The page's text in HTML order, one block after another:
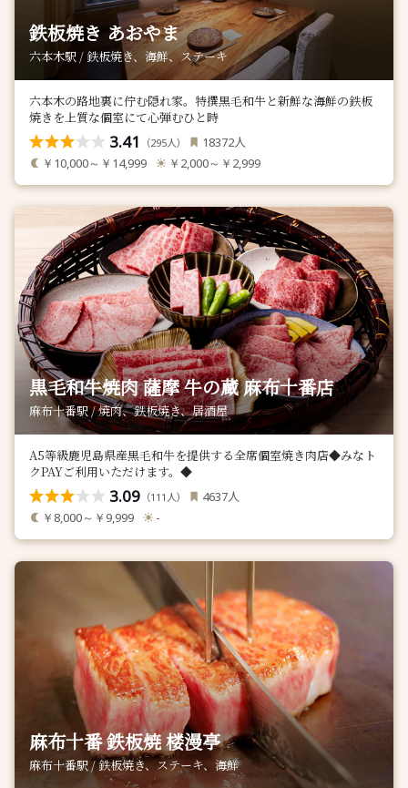
鉄板焼き あおやま
六本木駅 / 鉄板焼き、海鮮、ステーキ
六本木の路地裏に佇む隠れ家。特撰黒毛和牛と新鮮な海鮮の鉄板
焼きを上質な個室にて心弾むひと時
3.41 （295人） 18372人
￥10,000～￥14,999 ￥2,000～￥2,999
黒毛和牛焼肉 薩摩 牛の蔵 麻布十番店
麻布十番駅 / 焼肉、鉄板焼き、居酒屋
A5等級鹿児島県産黒毛和牛を提供する全席個室焼き肉店◆みなト
クPAYご利用いただけます。◆
3.09 （111 人） 4637人
￥8,000～￥9,999 -
麻布十番 鉄板焼 楼漫亭
麻布十番駅 / 鉄板焼き、ステーキ、海鮮